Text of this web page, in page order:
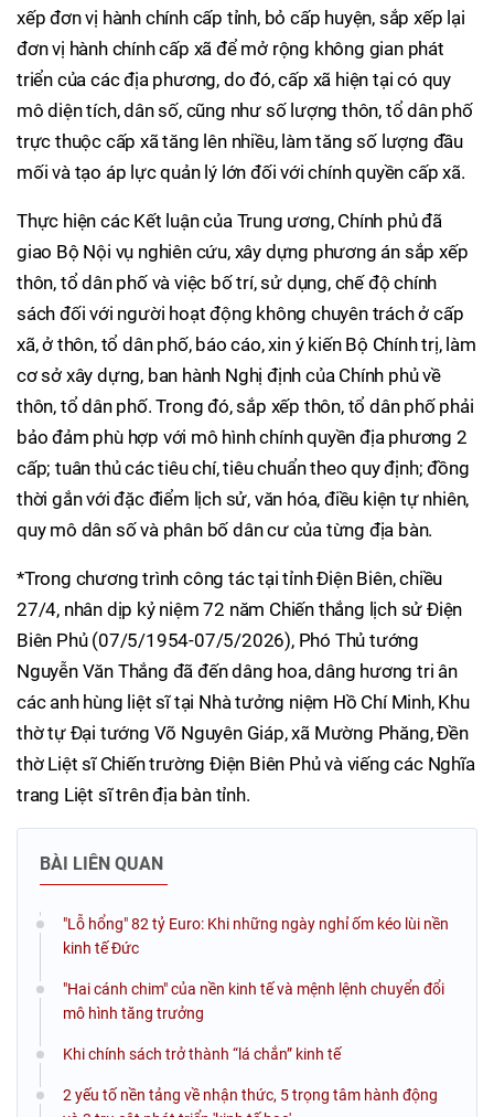
xếp đơn vị hành chính cấp tỉnh, bỏ cấp huyện, sắp xếp lại
đơn vị hành chính cấp xã để mở rộng không gian phát
triển của các địa phương, do đó, cấp xã hiện tại có quy
mô diện tích, dân số, cũng như số lượng thôn, tổ dân phố
trực thuộc cấp xã tăng lên nhiều, làm tăng số lượng đầu
mối và tạo áp lực quản lý lớn đối với chính quyền cấp xã.
Thực hiện các Kết luận của Trung ương, Chính phủ đã
giao Bộ Nội vụ nghiên cứu, xây dựng phương án sắp xếp
thôn, tổ dân phố và việc bố trí, sử dụng, chế độ chính
sách đối với người hoạt động không chuyên trách ở cấp
xã, ở thôn, tổ dân phố, báo cáo, xin ý kiến Bộ Chính trị, làm
cơ sở xây dựng, ban hành Nghị định của Chính phủ về
thôn, tổ dân phố. Trong đó, sắp xếp thôn, tổ dân phố phải
bảo đảm phù hợp với mô hình chính quyền địa phương 2
cấp; tuân thủ các tiêu chí, tiêu chuẩn theo quy định; đồng
thời gắn với đặc điểm lịch sử, văn hóa, điều kiện tự nhiên,
quy mô dân số và phân bố dân cư của từng địa bàn.
*Trong chương trình công tác tại tỉnh Điện Biên, chiều
27/4, nhân dịp kỷ niệm 72 năm Chiến thắng lịch sử Điện
Biên Phủ (07/5/1954-07/5/2026), Phó Thủ tướng
Nguyễn Văn Thắng đã đến dâng hoa, dâng hương tri ân
các anh hùng liệt sĩ tại Nhà tưởng niệm Hồ Chí Minh, Khu
thờ tự Đại tướng Võ Nguyên Giáp, xã Mường Phăng, Đền
thờ Liệt sĩ Chiến trường Điện Biên Phủ và viếng các Nghĩa
trang Liệt sĩ trên địa bàn tỉnh.
BÀI LIÊN QUAN
"Lỗ hổng" 82 tỷ Euro: Khi những ngày nghỉ ốm kéo lùi nền
kinh tế Đức
"Hai cánh chim" của nền kinh tế và mệnh lệnh chuyển đổi
mô hình tăng trưởng
Khi chính sách trở thành “lá chắn” kinh tế
2 yếu tố nền tảng về nhận thức, 5 trọng tâm hành động